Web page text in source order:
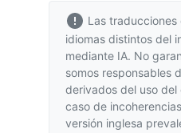
Las
idiomas distintos del
mediante IA. No
somos responsables
derivados del uso
caso de
versión inglesa